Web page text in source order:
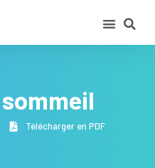
Télécharger en PDF